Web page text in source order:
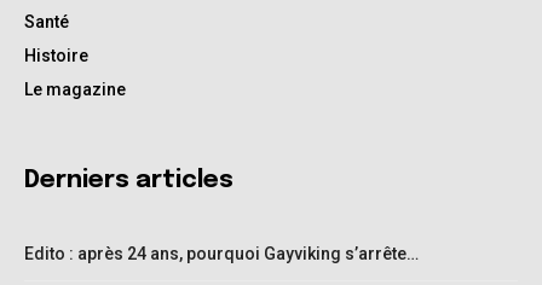
Santé
Histoire
Le magazine
Derniers articles
Edito : après 24 ans, pourquoi Gayviking s’arrête…